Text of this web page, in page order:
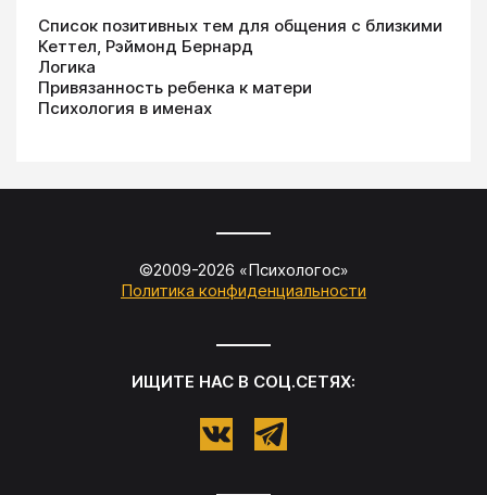
Список позитивных тем для общения с близкими
Кеттел, Рэймонд Бернард
Логика
Привязанность ребенка к матери
Психология в именах
©2009-2026 «Психологос»
Политика конфиденциальности
ИЩИТЕ НАС В СОЦ.СЕТЯХ: